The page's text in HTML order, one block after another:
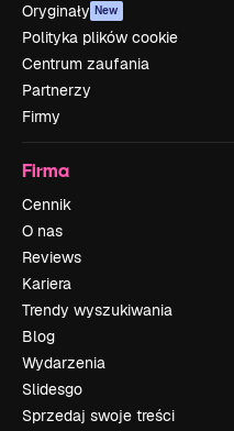
Oryginały New
Polityka plików cookie
Centrum zaufania
Partnerzy
Firmy
Firma
Cennik
O nas
Reviews
Kariera
Trendy wyszukiwania
Blog
Wydarzenia
Slidesgo
Sprzedaj swoje treści